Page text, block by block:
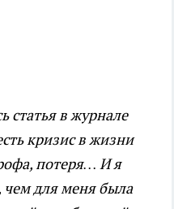
статья в журнале
кризис в жизни
потеря… И я
чем для меня была